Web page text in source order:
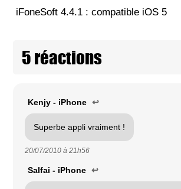
iFoneSoft 4.4.1 : compatible iOS 5
5 réactions
Kenjy - iPhone ↩
Superbe appli vraiment !
20/07/2010 à 21h56
Salfai - iPhone ↩